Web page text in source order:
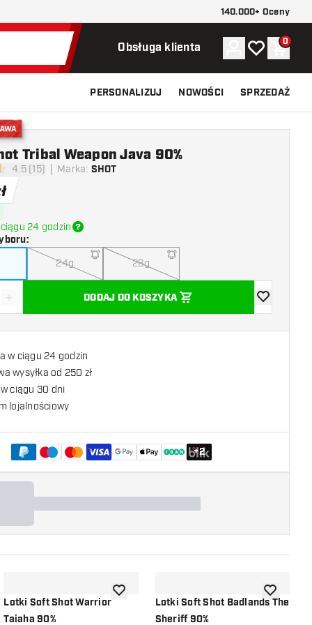
140.000+ Oceny
Obsługa klienta Konto
Moja listaKoszyk
0
PERSONALIZUJ NOWOŚCI SPRZEDAŻ
oceny
4.5 (15) Marka: SHOT
Tribal Weapon Java 90%
24 godzin
:
24g 26g
ilość
Zwiększ ilość
+ DODAJ DO KOSZYKA
dodaj do
w ciągu 24 godzin
wysyłka od 250 zł
ciągu 30 dni
lojalnościowy
+2
życzeń
Lotki Soft Shot Warrior
Taiaha 90%
dodaj do listy życzeńLotki Soft Shot Badlands The
Sheriff 90%
dodaj do